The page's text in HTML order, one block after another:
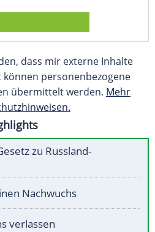
dass mir externe Inhalte
personenbezogene
übermittelt werden. Mehr
zu Russland-
Nachwuchs
verlassen